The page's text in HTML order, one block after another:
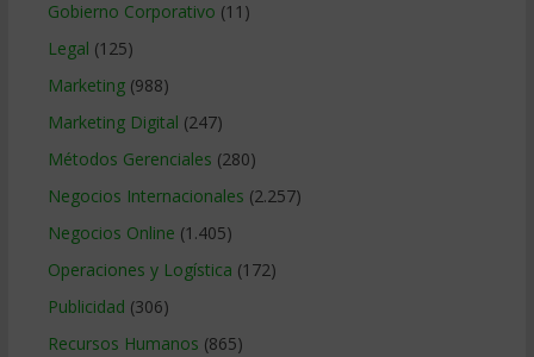
Gobierno Corporativo (11)
Legal (125)
Marketing(988)
Marketing Digital (247)
Métodos Gerenciales (280)
Negocios Internacionales (2.257)
Negocios Online (1.405)
Operaciones y Logística (172)
Publicidad (306)
Recursos Humanos (865)